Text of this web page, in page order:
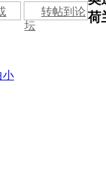
转帖到论
坛
荷
小